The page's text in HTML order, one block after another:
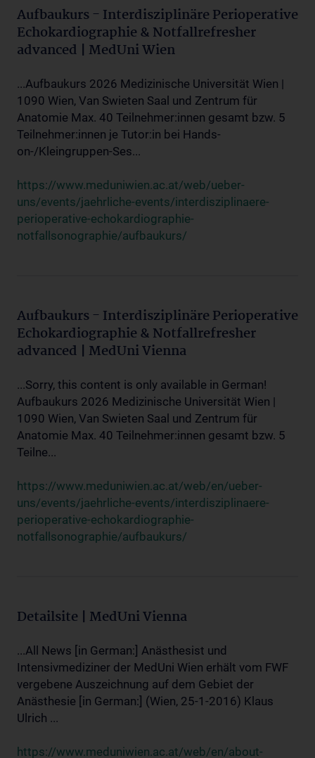
Aufbaukurs - Interdisziplinäre Perioperative
Echokardiographie & Notfallrefresher
advanced | MedUni Wien
...Aufbaukurs 2026 Medizinische Universität Wien |
1090 Wien, Van Swieten Saal und Zentrum für
Anatomie Max. 40 Teilnehmer:innen gesamt bzw. 5
Teilnehmer:innen je Tutor:in bei Hands-
on-/Kleingruppen-Ses...
https://www.meduniwien.ac.at/web/ueber-
uns/events/jaehrliche-events/interdisziplinaere-
perioperative-echokardiographie-
notfallsonographie/aufbaukurs/
Aufbaukurs - Interdisziplinäre Perioperative
Echokardiographie & Notfallrefresher
advanced | MedUni Vienna
...Sorry, this content is only available in German!
Aufbaukurs 2026 Medizinische Universität Wien |
1090 Wien, Van Swieten Saal und Zentrum für
Anatomie Max. 40 Teilnehmer:innen gesamt bzw. 5
Teilne...
https://www.meduniwien.ac.at/web/en/ueber-
uns/events/jaehrliche-events/interdisziplinaere-
perioperative-echokardiographie-
notfallsonographie/aufbaukurs/
Detailsite | MedUni Vienna
...All News [in German:] Anästhesist und
Intensivmediziner der MedUni Wien erhält vom FWF
vergebene Auszeichnung auf dem Gebiet der
Anästhesie [in German:] (Wien, 25-1-2016) Klaus
Ulrich ...
https://www.meduniwien.ac.at/web/en/about-